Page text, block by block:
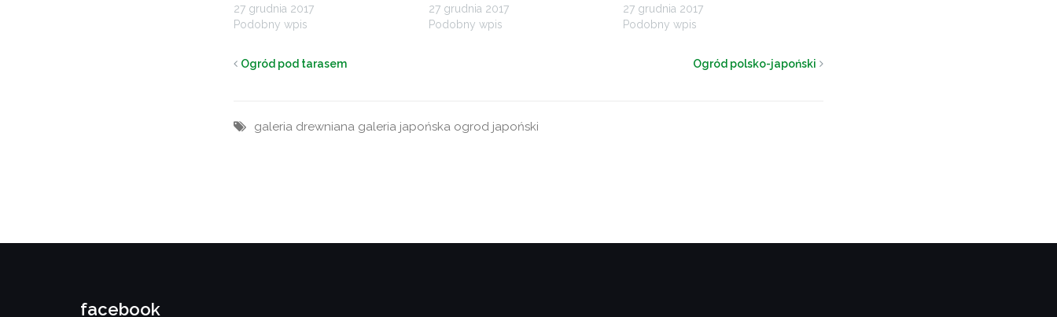
27 grudnia 2017
Podobny wpis
27 grudnia 2017
Podobny wpis
27 grudnia 2017
Podobny wpis
Ogród pod tarasem Ogród polsko-japoński
galeria drewniana galeria japońska ogrod japoński
facebook